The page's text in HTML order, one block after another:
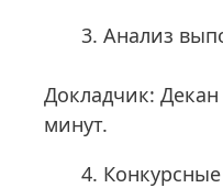
Анализ
Докладчик: Декан
минут.